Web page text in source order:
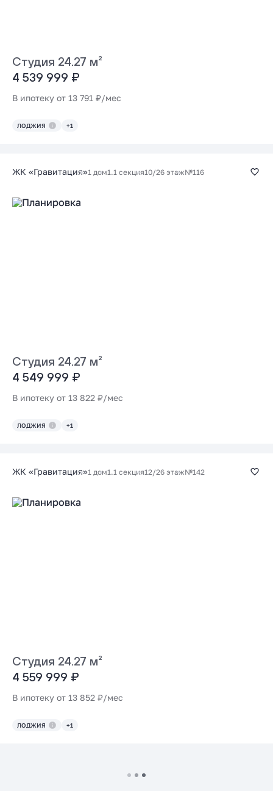
Студия 24.27 м²
4 539 999 ₽
В ипотеку от 13 791 ₽/мес
ЛОДЖИЯ +1
ЖК «Гравитация»1 дом1.1 секция10/26 этаж№116
Студия 24.27 м²
4 549 999 ₽
В ипотеку от 13 822 ₽/мес
ЛОДЖИЯ +1
ЖК «Гравитация»1 дом1.1 секция12/26 этаж№142
Студия 24.27 м²
4 559 999 ₽
В ипотеку от 13 852 ₽/мес
ЛОДЖИЯ +1